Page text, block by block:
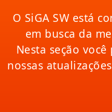
O SiGA SW está
em busca da
Nesta seção
nossas